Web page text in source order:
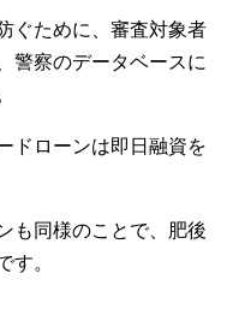
ぐために、審査対象者
警察のデータベースに
ドローンは即日融資を
も同様のことで、肥後
す。